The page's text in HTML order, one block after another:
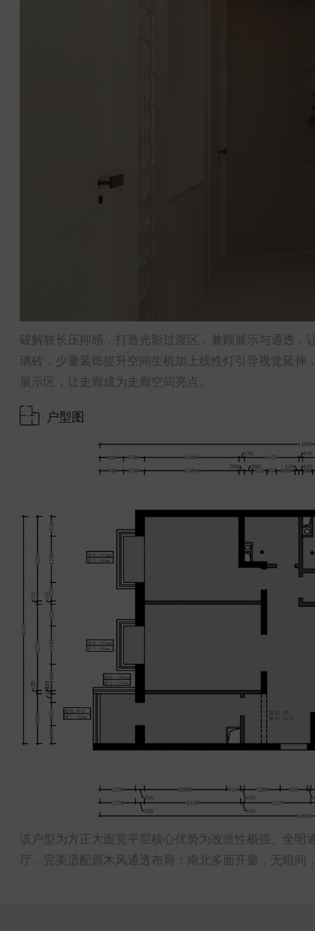
破解狭长压抑感，打造光影过渡区，兼顾展示与通透
璃砖，少量装饰提升空间生机加上线性灯引导视觉延
展示区，让走廊成为走廊空间亮点。
户型图
该户型为方正大面宽平层核心优势为改造性极强、全
厅，完美适配原木风通透布局；南北多面开窗，无暗间